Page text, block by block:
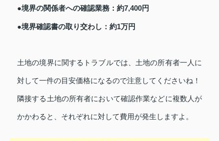
●境界の関係者への確認業務：約7,400円
●境界確認書の取り交わし：約1万円
土地の境界に関するトラブルでは、土地の所有者一人に
対して一件の目安価格になるので注意してくださいね！
隣接する土地の所有者において確認作業などに複数人が
かかわると、それぞれに対して費用が発生しますよ。